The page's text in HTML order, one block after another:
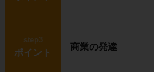
step3
ポイント
商業の発達